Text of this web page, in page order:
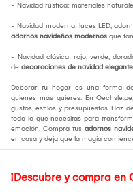
- Navidad rústica: materiales
- Navidad moderna: luces LED,
adornos navideños modernos que
- Navidad clásica: rojo, verde,
de decoraciones de navidad
Decorar tu hogar es una forma
quienes más quieres. En
gustos, estilos y presupuestos. Haz
todo lo que necesitas para
emoción. Compra tus adornos
en casa y deja que la magia
¡Descubre y compra en